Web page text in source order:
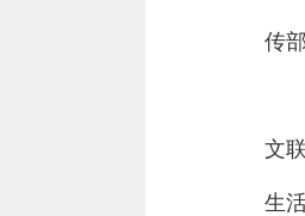
传
文
生